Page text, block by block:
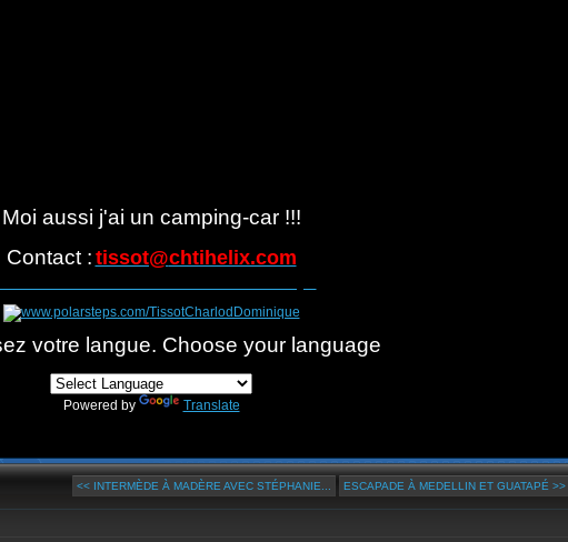
Moi aussi j'ai un camping-car !!!
Contact : tissot@chtihelix.com
votre langue. Choose your language
Powered by Translate
<< INTERMÈDE À MADÈRE AVEC STÉPHANIE... ESCAPADE À MEDELLIN ET GUATAPÉ >>